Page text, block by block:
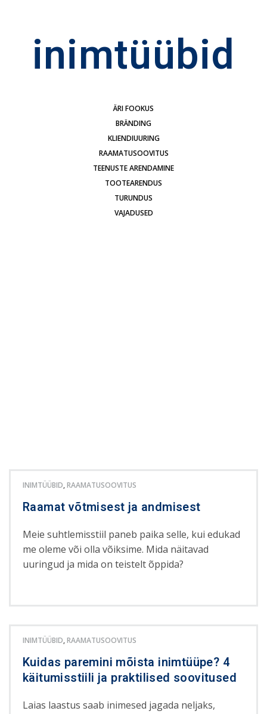
inimtüübid
ÄRI FOOKUS
BRÄNDING
KLIENDIUURING
RAAMATUSOOVITUS
TEENUSTE ARENDAMINE
TOOTEARENDUS
TURUNDUS
VAJADUSED
INIMTÜÜBID,RAAMATUSOOVITUS
Raamat võtmisest ja andmisest
Meie suhtlemisstiil paneb paika selle, kui edukad
me oleme või olla võiksime. Mida näitavad
uuringud ja mida on teistelt õppida?
INIMTÜÜBID,RAAMATUSOOVITUS
Kuidas paremini mõista inimtüüpe? 4
käitumisstiili ja praktilised soovitused
Laias laastus saab inimesed jagada neljaks,